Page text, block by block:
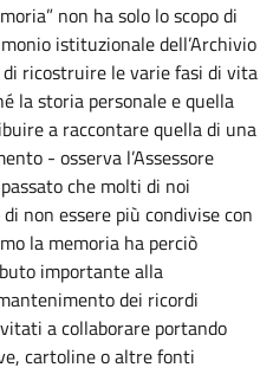
non ha solo lo scopo di
istituzionale dell’Archivio
ricostruire le varie fasi di vita
la storia personale e quella
a raccontare quella di una
- osserva l’Assessore
che molti di noi
non essere più condivise con
la memoria ha perciò
importante alla
dei ricordi
a collaborare portando
cartoline o altre fonti